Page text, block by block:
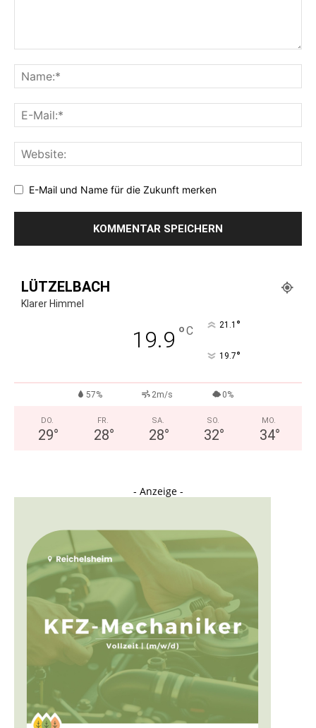
E-Mail und Name für die Zukunft merken
LÜTZELBACH
Klarer Himmel
19.9 °C 21.1 °
19.7°
57% 2m/s 0%
DO.
29°
FR.
28°
SA.
28°
SO.
32°
MO.
34°
- Anzeige -